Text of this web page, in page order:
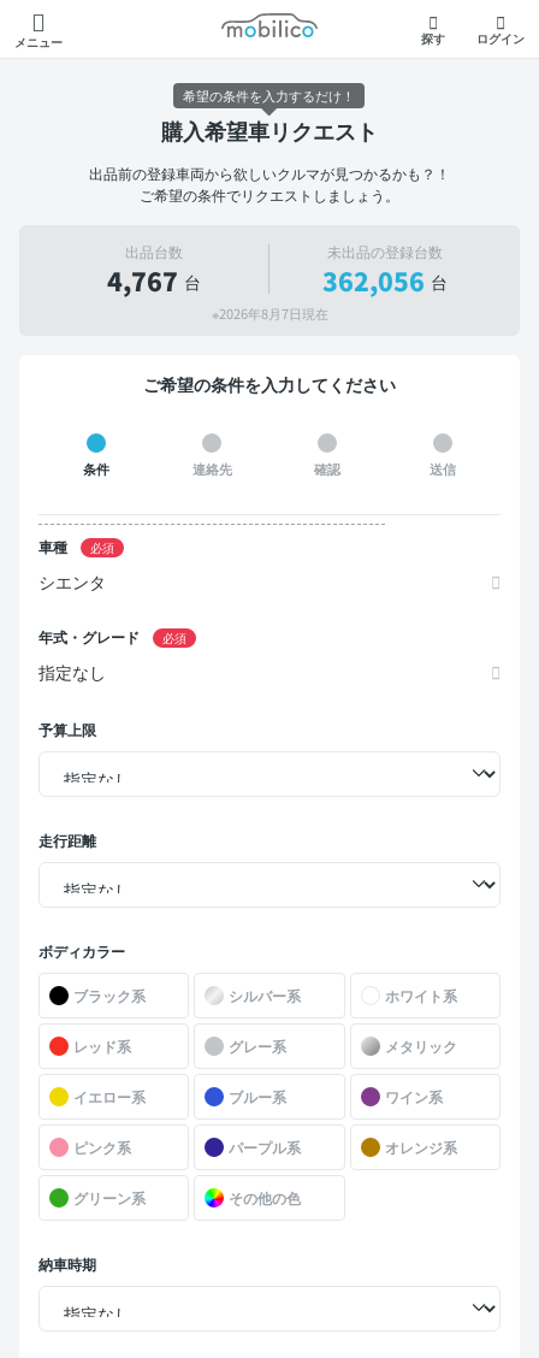
メニュー
モビリコ
探す ログイン
購入希望車リクエスト
出品前の登録車両から欲しいクルマが見つかるかも？！
ご希望の条件でリクエストしましょう。
出品台数
4,767 台
未出品の登録台数
362,056 台
※2026年8月7日現在
ご希望の条件を入力してください
条件 連絡先 確認 送信
車種 必須
シエンタ
年式・グレード 必須
指定なし
予算上限
走行距離
ボディカラー
ブラック系 シルバー系 ホワイト系
レッド系 グレー系 メタリック
イエロー系 ブルー系 ワイン系
ピンク系 パープル系 オレンジ系
グリーン系 その他の色
納車時期
希望の条件を入力するだけ！